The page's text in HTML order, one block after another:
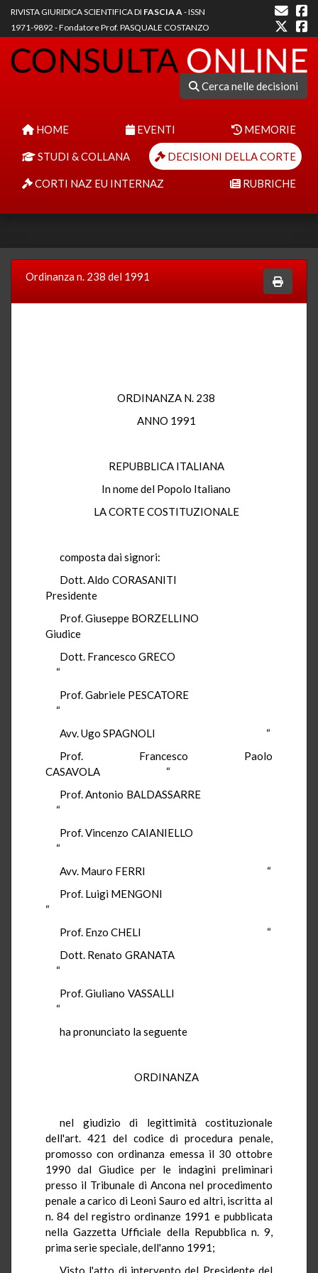
RIVISTA GIURIDICA SCIENTIFICA DI FASCIA A- ISSN
1971-9892 - Fondatore Prof. PASQUALE COSTANZO
Cerca nelle decisioni
HOME EVENTI MEMORIE
STUDI & COLLANA DECISIONI DELLA CORTE
CORTI NAZ EU INTERNAZ RUBRICHE
Ordinanza n. 238 del 1991
ORDINANZA N. 238
ANNO 1991
REPUBBLICA ITALIANA
In nome del Popolo Italiano
LA CORTE COSTITUZIONALE
composta dai signori:
Dott. Aldo CORASANITI
Presidente
Prof. Giuseppe BORZELLINO
Giudice
Dott. Francesco GRECO
“
Prof. Gabriele PESCATORE
“
Avv. Ugo SPAGNOLI “
Prof. Francesco Paolo
CASAVOLA “
Prof. Antonio BALDASSARRE
“
Prof. Vincenzo CAIANIELLO
“
Avv. Mauro FERRI “
Prof. Luigi MENGONI
“
Prof. Enzo CHELI “
Dott. Renato GRANATA
“
Prof. Giuliano VASSALLI
“
ha pronunciato la seguente
ORDINANZA
nel giudizio di legittimità costituzionale
dell'art. 421 del codice di procedura penale,
promosso con ordinanza emessa il 30 ottobre
1990 dal Giudice per le indagini preliminari
presso il Tribunale di Ancona nel procedimento
penale a carico di Leoni Sauro ed altri, iscritta al
n. 84 del registro ordinanze 1991 e pubblicata
nella Gazzetta Ufficiale della Repubblica n. 9,
prima serie speciale, dell'anno 1991;
Visto l'atto di intervento del Presidente del